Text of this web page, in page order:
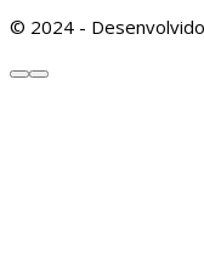
© 2024 -